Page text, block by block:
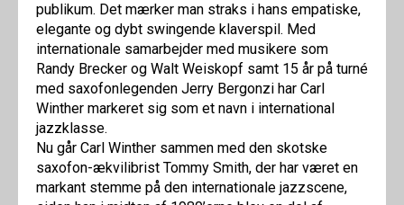
publikum. Det mærker man straks i hans empatiske,
elegante og dybt swingende klaverspil. Med
internationale samarbejder med musikere som
Randy Brecker og Walt Weiskopf samt 15 år på turné
med saxofonlegenden Jerry Bergonzi har Carl
Winther markeret sig som et navn i international
jazzklasse.
Nu går Carl Winther sammen med den skotske
saxofon-ækvilibrist Tommy Smith, der har været en
markant stemme på den internationale jazzscene,